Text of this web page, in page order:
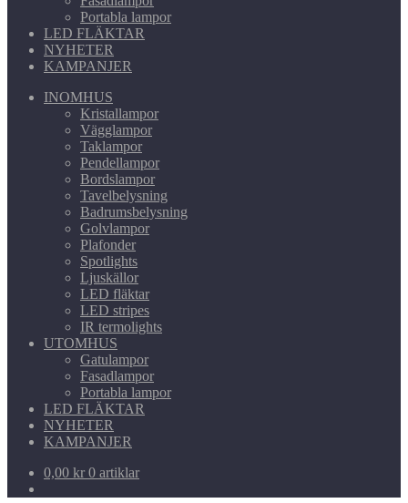
Portabla lampor
LED FLÄKTAR
NYHETER
KAMPANJER
INOMHUS
Kristallampor
Vägglampor
Taklampor
Pendellampor
Bordslampor
Tavelbelysning
Badrumsbelysning
Golvlampor
Plafonder
Spotlights
Ljuskällor
LED fläktar
LED stripes
IR termolights
UTOMHUS
Gatulampor
Fasadlampor
Portabla lampor
LED FLÄKTAR
NYHETER
KAMPANJER
0,00 kr 0 artiklar